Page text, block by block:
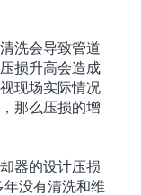
洗会导致管道
损升高会造成
现场实际情况
那么压损的增
器的设计压损
没有清洗和维